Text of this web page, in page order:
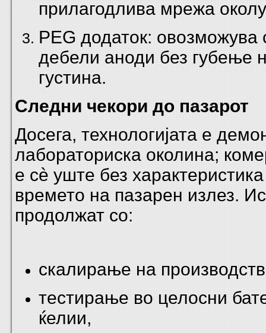
прилагодлива мрежа
PEG додаток:
дебели аноди без губење
густина.
Следни чекори до пазарот
Досега, технологијата е
лабораториска околина;
е сè уште без
времето на пазарен излез.
продолжат со:
скалирање на
тестирање во целосни
ќелии,